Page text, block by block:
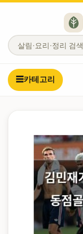
☰카테고리